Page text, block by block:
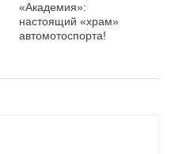
«Академия»:
настоящий «храм»
автомотоспорта!